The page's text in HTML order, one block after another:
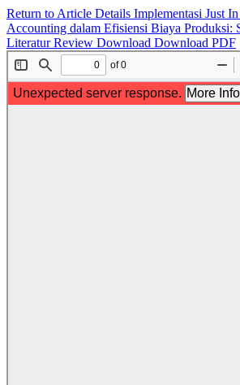
Return to Article Details Implementasi Just
Accounting dalam Efisiensi Biaya Produksi:
Literatur Review Download Download PDF